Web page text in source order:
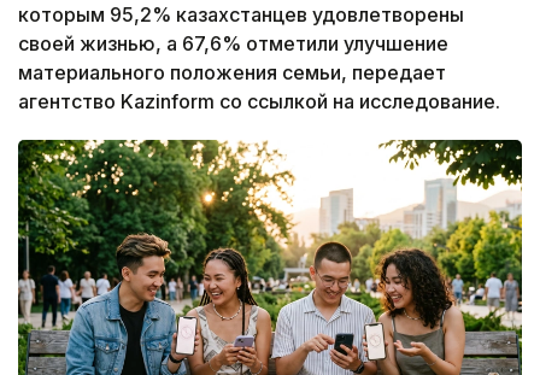
которым 95,2% казахстанцев удовлетворены
своей жизнью, а 67,6% отметили улучшение
материального положения семьи, передает
агентство Kazinform со ссылкой на исследование.